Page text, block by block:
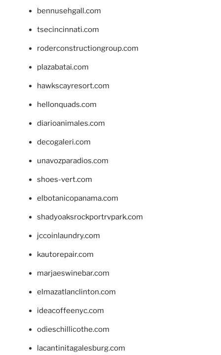
bennusehgall.com
tsecincinnati.com
roderconstructiongroup.com
plazabatai.com
hawkscayresort.com
hellonquads.com
diarioanimales.com
decogaleri.com
unavozparadios.com
shoes-vert.com
elbotanicopanama.com
shadyoaksrockportrvpark.com
jccoinlaundry.com
kautorepair.com
marjaeswinebar.com
elmazatlanclinton.com
ideacoffeenyc.com
odieschillicothe.com
lacantinitagalesburg.com